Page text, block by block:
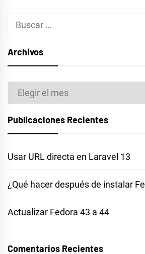
Buscar:
Archivos
Archivos
Publicaciones Recientes
Usar URL directa en Laravel 13
¿Qué hacer después de instalar
Actualizar Fedora 43 a 44
Comentarios Recientes